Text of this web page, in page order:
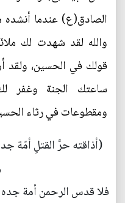
الصادق(ع) عندما
والله لقد شهدت لك
قولك في الحسين، ولقد
ساعتك الجنة وغفر
ومقطوعات في رثاء
(أذاقته حرَّ القتلِ أمّة
فلا قدس الرحمن أمة